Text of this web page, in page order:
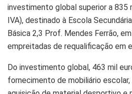
investimento global superior a 835
IVA), destinado à Escola
Básica 2,3 Prof. Mendes Ferrão,
empreitadas de requalificação em
Do investimento global, 463 mil
fornecimento de mobiliário